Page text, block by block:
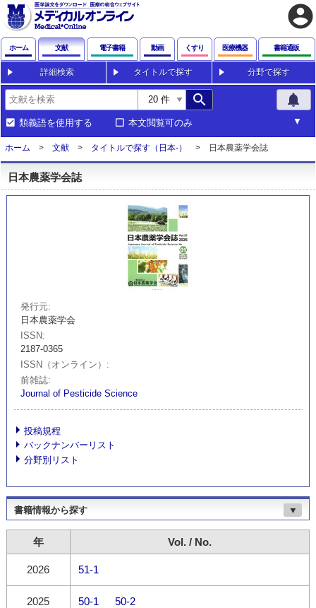
account_circle
ホーム 文献 電子書籍 動画 くすり 医療機器 書籍通販
詳細検索 タイトルで探す 分野で探す
search notifications
類義語を使用する 本文閲覧可のみ
ホーム 文献 タイトルで探す（日本-） 日本農薬学会誌
日本農薬学会誌
発行元
日本農薬学会
ISSN
2187-0365
ISSN（オンライン）
前雑誌
Journal of Pesticide Science
投稿規程
バックナンバーリスト
分野別リスト
書籍情報から探す ▼
年 Vol. / No.
2026 51-1
2025 50-1 50-2